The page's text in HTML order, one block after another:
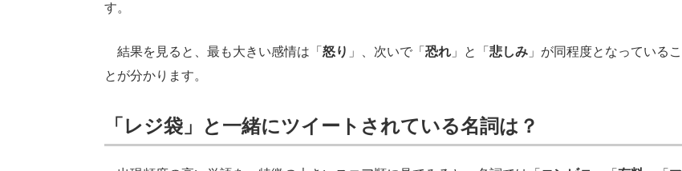
す。
結果を見ると、最も大きい感情は「 怒り 」、次いで「 恐れ 」と「 悲しみ 」が同程度となっているこ
とが分かります。
「レジ袋」と一緒にツイートされている名詞は？